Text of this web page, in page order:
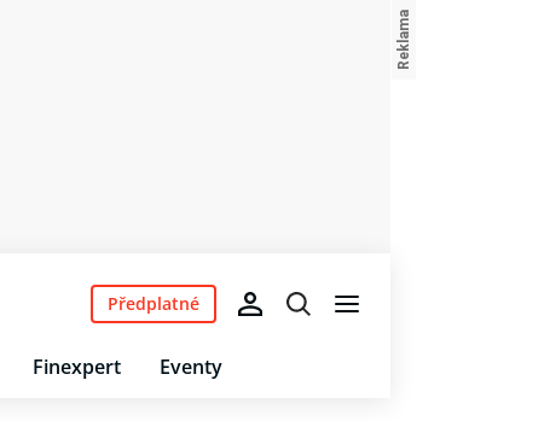
Finexpert Eventy
Předplatné